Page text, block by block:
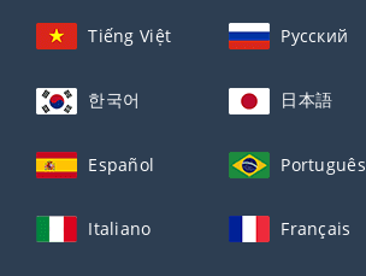
Tiếng Việt Русский
한국어 日本語
Español Português
Italiano Français